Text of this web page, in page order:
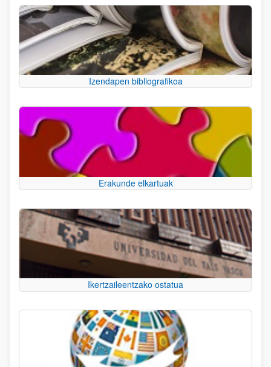
Izendapen bibliografikoa
Erakunde elkartuak
Ikertzaileentzako ostatua